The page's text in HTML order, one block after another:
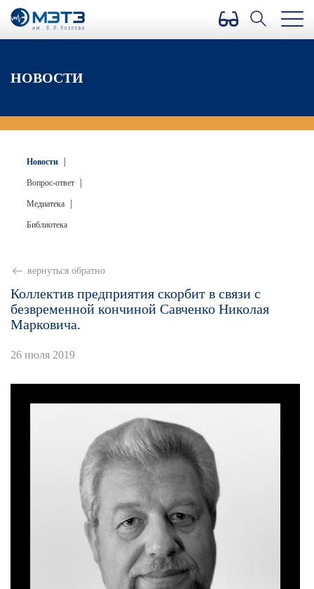
Версия для слабовидящих
НОВОСТИ
Новости
Вопрос-ответ
Медиатека
Библиотека
вернуться обратно
Коллектив предприятия скорбит в связи с
безвременной кончиной Савченко Николая
Марковича.
26 июля 2019